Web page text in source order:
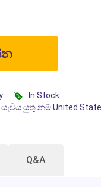
In Stock
යුතු නම් United
Q&A